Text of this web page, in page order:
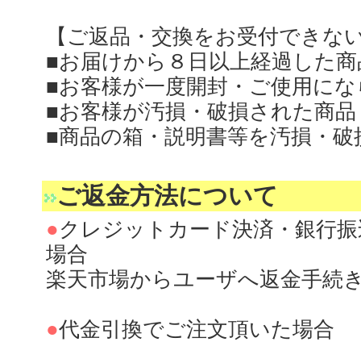
【ご返品・交換をお受付できな
■お届けから８日以上経過した
■お客様が一度開封・ご使用に
■お客様が汚損・破損された商品
■商品の箱・説明書等を汚損・
ご返金方法について
●クレジットカード決済・銀行
場合
楽天市場からユーザへ返金手続
●代金引換でご注文頂いた場合